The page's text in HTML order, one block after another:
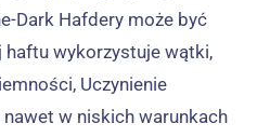
Dark Hafdery może być
haftu wykorzystuje wątki,
Uczynienie
w niskich warunkach